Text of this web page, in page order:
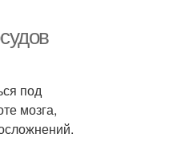
под
мозга,